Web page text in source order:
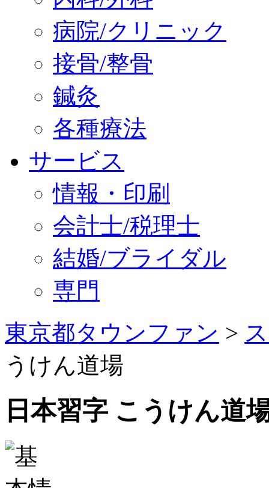
病院/クリニック
接骨/整骨
鍼灸
各種療法
サービス
情報・印刷
会計士/税理士
結婚/ブライダル
専門
東京都タウンファン >
うけん道場
日本習字 こうけん道